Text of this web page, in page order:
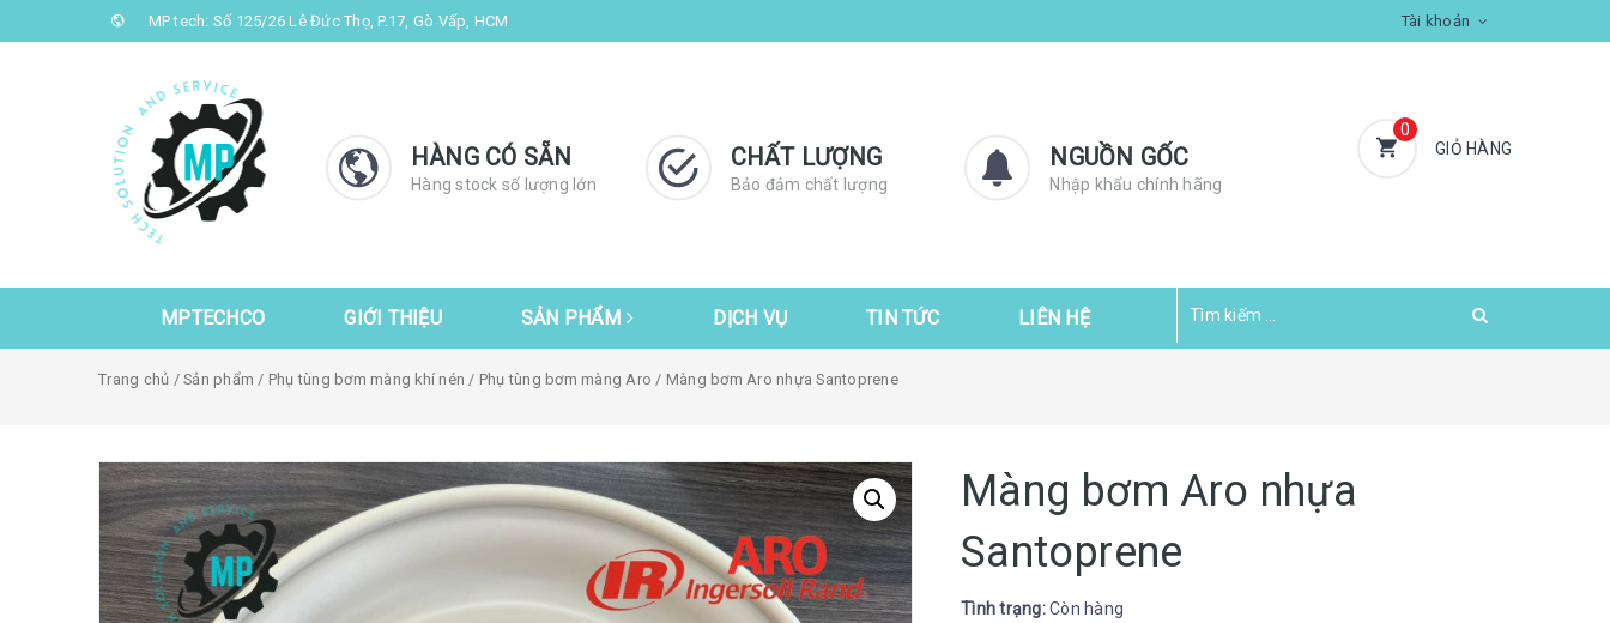
MP tech: Số 125/26 Lê Đức Thọ, P.17, Gò Vấp, HCM Tài khoản
HÀNG CÓ SẴN
Hàng stock số lượng lớn
CHẤT LƯỢNG
Bảo đảm chất lượng
NGUỒN GỐC
Nhập khẩu chính hãng
0
GIỎ HÀNG
MPTECHCO GIỚI THIỆU SẢN PHẨM DỊCH VỤ TIN TỨC LIÊN HỆ
Trang chủ / Sản phẩm / Phụ tùng bơm màng khí nén / Phụ tùng bơm màng Aro / Màng bơm Aro nhựa Santoprene
Màng bơm Aro nhựa
Santoprene
Tình trạng: Còn hàng